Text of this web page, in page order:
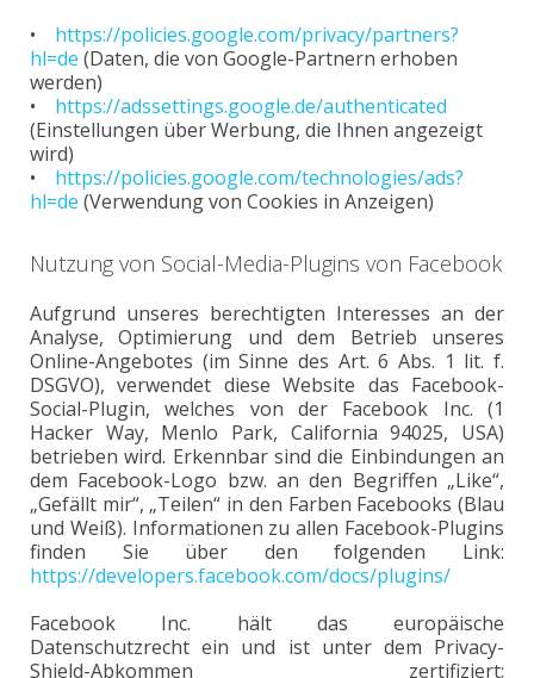
• https://policies.google.com/privacy/partners?
hl=de (Daten, die von Google-Partnern erhoben
werden)
• https://adssettings.google.de/authenticated
(Einstellungen über Werbung, die Ihnen angezeigt
wird)
• https://policies.google.com/technologies/ads?
hl=de (Verwendung von Cookies in Anzeigen)
Nutzung von Social-Media-Plugins von Facebook
Aufgrund unseres berechtigten Interesses an der
Analyse, Optimierung und dem Betrieb unseres
Online-Angebotes (im Sinne des Art. 6 Abs. 1 lit. f.
DSGVO), verwendet diese Website das Facebook-
Social-Plugin, welches von der Facebook Inc. (1
Hacker Way, Menlo Park, California 94025, USA)
betrieben wird. Erkennbar sind die Einbindungen an
dem Facebook-Logo bzw. an den Begriffen „Like“,
„Gefällt mir“, „Teilen“ in den Farben Facebooks (Blau
und Weiß). Informationen zu allen Facebook-Plugins
finden Sie über den folgenden Link:
https://developers.facebook.com/docs/plugins/
Facebook Inc. hält das europäische
Datenschutzrecht ein und ist unter dem Privacy-
Shield-Abkommen zertifiziert: